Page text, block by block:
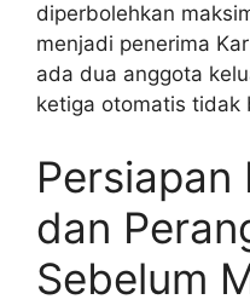
diperbolehkan
menjadi penerima
ada dua anggota
ketiga otomatis tidak
Persiapan
dan
Sebelum